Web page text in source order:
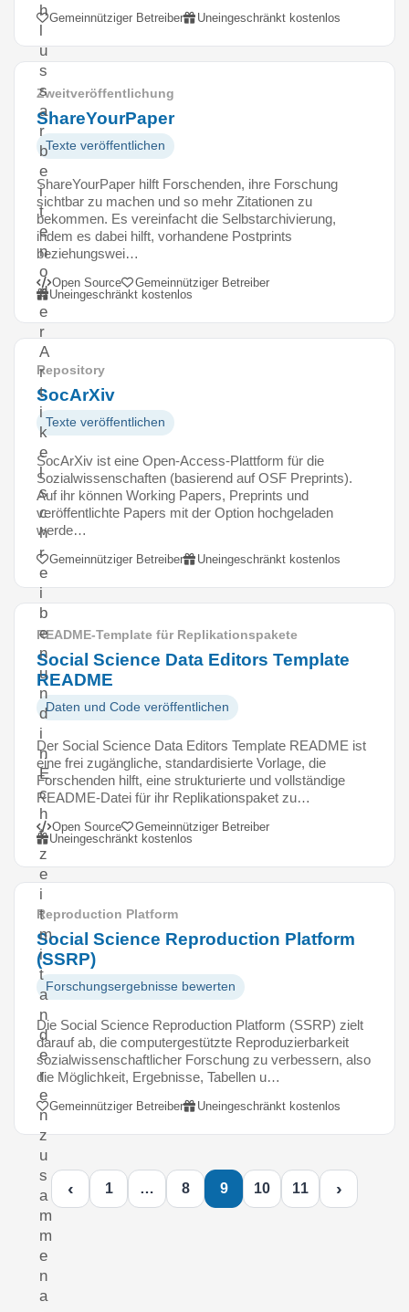
h
l
u
s
s
a
r
b
e
i
t
e
n
o
d
e
r
A
r
t
i
k
e
l
s
c
h
r
e
i
b
e
n
u
n
d
i
n
E
c
h
t
z
e
i
t
m
i
t
a
n
d
e
r
e
n
z
u
s
a
m
m
e
n
a
Gemeinnütziger Betreiber Uneingeschränkt kostenlos
Zweitveröffentlichung
ShareYourPaper
Texte veröffentlichen
ShareYourPaper hilft Forschenden, ihre Forschung
sichtbar zu machen und so mehr Zitationen zu
bekommen. Es vereinfacht die Selbstarchivierung,
indem es dabei hilft, vorhandene Postprints
beziehungswei…
Open Source
Gemeinnütziger Betreiber
Uneingeschränkt kostenlos
Repository
SocArXiv
Texte veröffentlichen
SocArXiv ist eine Open-Access-Plattform für die
Sozialwissenschaften (basierend auf OSF Preprints).
Auf ihr können Working Papers, Preprints und
veröffentlichte Papers mit der Option hochgeladen
werde…
Gemeinnütziger Betreiber Uneingeschränkt kostenlos
README-Template für Replikationspakete
Social Science Data Editors Template
README
Daten und Code veröffentlichen
Der Social Science Data Editors Template README ist
eine frei zugängliche, standardisierte Vorlage, die
Forschenden hilft, eine strukturierte und vollständige
README-Datei für ihr Replikationspaket zu…
Open Source
Gemeinnütziger Betreiber
Uneingeschränkt kostenlos
Reproduction Platform
Social Science Reproduction Platform
(SSRP)
Forschungsergebnisse bewerten
Die Social Science Reproduction Platform (SSRP) zielt
darauf ab, die computergestützte Reproduzierbarkeit
sozialwissenschaftlicher Forschung zu verbessern, also
die Möglichkeit, Ergebnisse, Tabellen u…
Gemeinnütziger Betreiber Uneingeschränkt kostenlos
‹ 1 … 8 9 10 11 ›